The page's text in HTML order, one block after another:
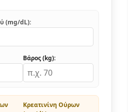
(mg/dL):
Βάρος (kg):
Κρεατινίνη Ούρων